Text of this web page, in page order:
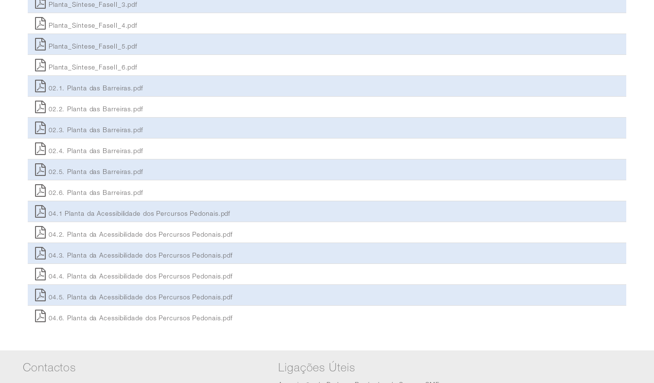
Planta_Síntese_FaseII_3.pdf
Planta_Síntese_FaseII_4.pdf
Planta_Síntese_FaseII_5.pdf
Planta_Síntese_FaseII_6.pdf
02.1. Planta das Barreiras.pdf
02.2. Planta das Barreiras.pdf
02.3. Planta das Barreiras.pdf
02.4. Planta das Barreiras.pdf
02.5. Planta das Barreiras.pdf
02.6. Planta das Barreiras.pdf
04.1 Planta da Acessibilidade dos Percursos Pedonais.pdf
04.2. Planta da Acessibilidade dos Percursos Pedonais.pdf
04.3. Planta da Acessibilidade dos Percursos Pedonais.pdf
04.4. Planta da Acessibilidade dos Percursos Pedonais.pdf
04.5. Planta da Acessibilidade dos Percursos Pedonais.pdf
04.6. Planta da Acessibilidade dos Percursos Pedonais.pdf
Contactos Ligações Úteis